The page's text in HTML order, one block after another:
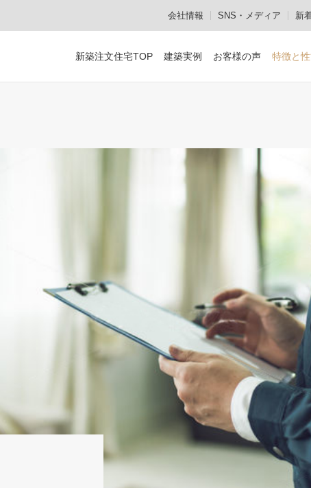
会社情報
SNS・メディア 新
新築注文住宅TOP 建築実例 お客様の声 特徴と
安心の設計施工一貫体制
熟練の職人集団「建心会」